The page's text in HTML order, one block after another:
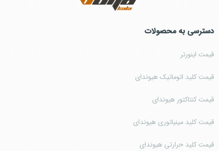
دسترسی به محصولات
قیمت اینورتر
قیمت کلید اتوماتیک هیوندای
قیمت کنتاکتور هیوندای
قیمت کلید مینیاتوری هیوندای
قیمت کلید حرارتی هیوندای